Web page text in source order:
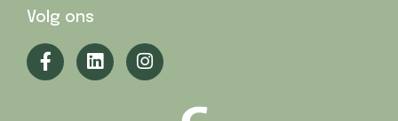
Volg ons